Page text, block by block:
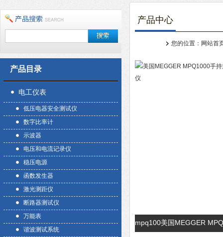
产品目录
电工仪表
低压电器安全测试仪
数字比率计
示波器
电压和电流记录仪
稳压电源
函数发生器
激光测距仪
断路器测试仪
万能表
谐波测试系统
产品中心
您的位置： 网站首
mpq100美国MEGGER